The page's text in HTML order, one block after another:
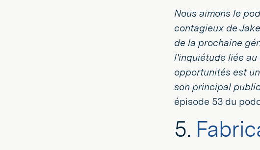
Nous aimons le
contagieux de
de la prochaine
l'inquiétude liée
opportunités est
son principal
épisode 53 du
5.